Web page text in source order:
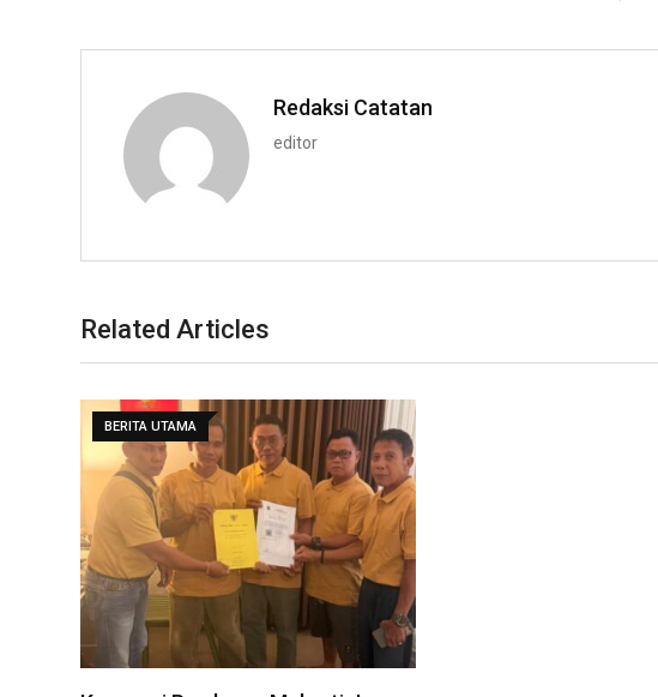
Redaksi Catatan
editor
Related Articles
BERITA UTAMA